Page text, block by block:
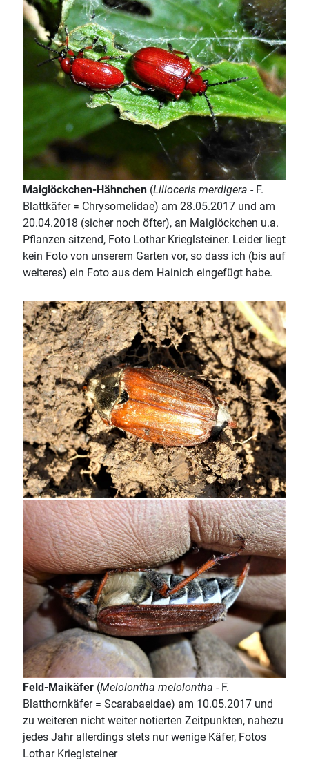
Maiglöckchen-Hähnchen (Lilioceris merdigera - F.
Blattkäfer = Chrysomelidae) am 28.05.2017 und am
20.04.2018 (sicher noch öfter), an Maiglöckchen u.a.
Pflanzen sitzend, Foto Lothar Krieglsteiner. Leider liegt
kein Foto von unserem Garten vor, so dass ich (bis auf
weiteres) ein Foto aus dem Hainich eingefügt habe.
Feld-Maikäfer (Melolontha melolontha - F.
Blatthornkäfer = Scarabaeidae) am 10.05.2017 und
zu weiteren nicht weiter notierten Zeitpunkten, nahezu
jedes Jahr allerdings stets nur wenige Käfer, Fotos
Lothar Krieglsteiner